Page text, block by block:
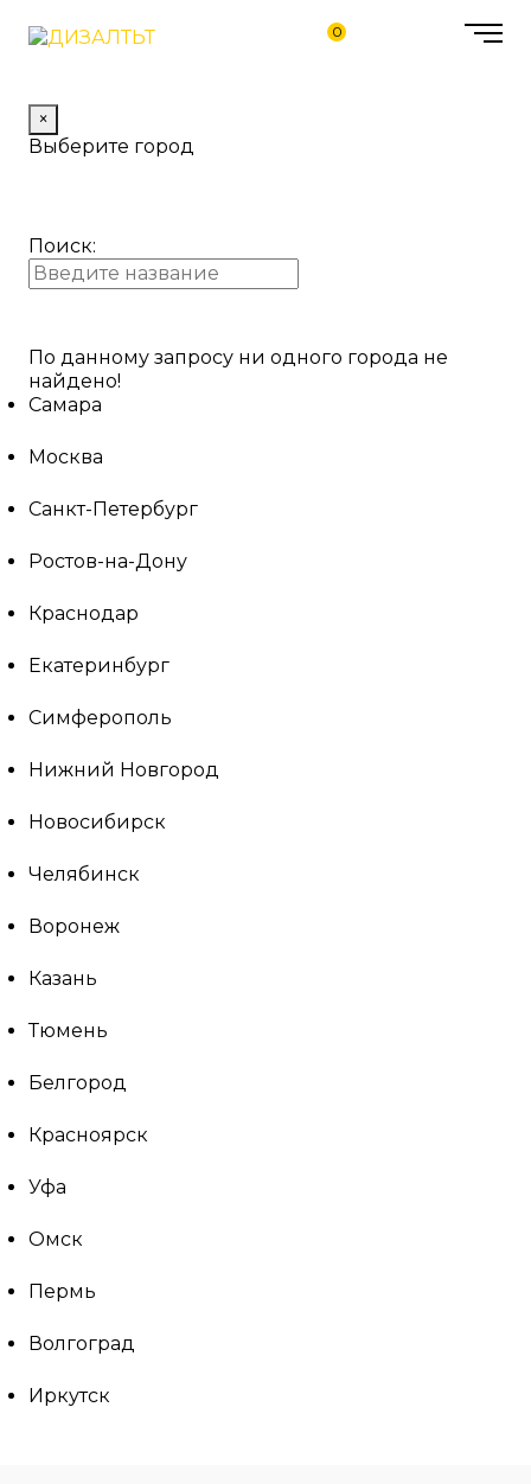
0
×
Выберите город
Поиск:
По данному запросу ни одного города не
найдено!
Самара
Москва
Санкт-Петербург
Ростов-на-Дону
Краснодар
Екатеринбург
Симферополь
Нижний Новгород
Новосибирск
Челябинск
Воронеж
Казань
Тюмень
Белгород
Красноярск
Уфа
Омск
Пермь
Волгоград
Иркутск